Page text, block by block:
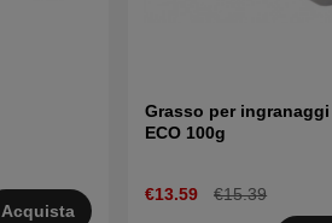
Acquista
Grasso per
ECO 100g
€13.59 €15.39